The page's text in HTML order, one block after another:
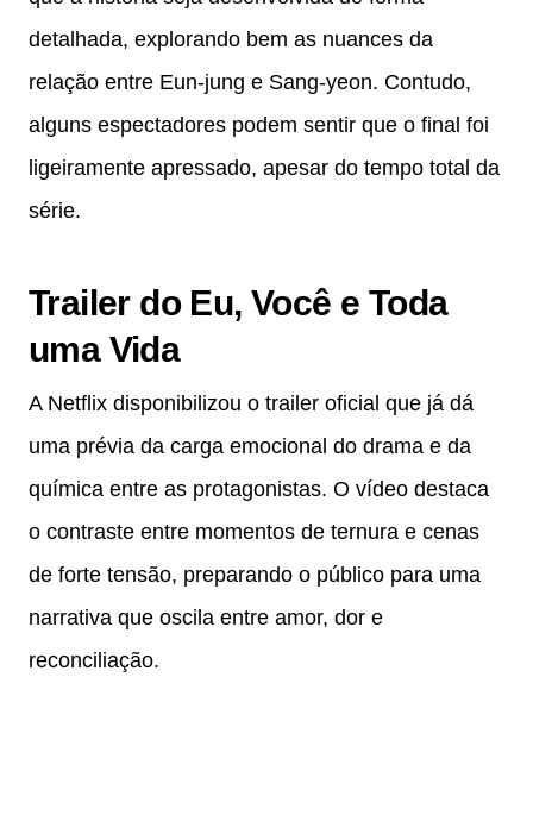
detalhada, explorando bem as nuances da
relação entre Eun-jung e Sang-yeon. Contudo,
alguns espectadores podem sentir que o final foi
ligeiramente apressado, apesar do tempo total da
série.
Trailer do Eu, Você e Toda
uma Vida
A Netflix disponibilizou o trailer oficial que já dá
uma prévia da carga emocional do drama e da
química entre as protagonistas. O vídeo destaca
o contraste entre momentos de ternura e cenas
de forte tensão, preparando o público para uma
narrativa que oscila entre amor, dor e
reconciliação.